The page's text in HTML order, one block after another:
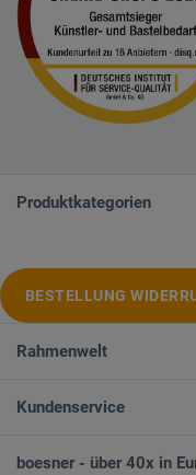
Produktkategorien
BESTELLUNG
Rahmenwelt
Kundenservice
boesner - über 40x in